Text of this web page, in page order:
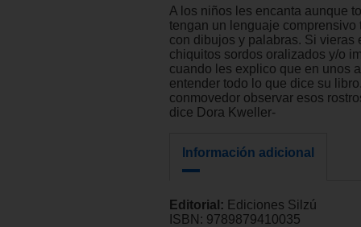
A los niños les encanta aunque
tengan un lenguaje comprensivo
con dibujos y palabras. Si vieras
chiquitos sordos oralizados y/o
cuando les explico que en unos
entender todo lo que dice su
conmovedor observar esos
dice Dora Kweller-
Información adicional
Editorial: Ediciones Silzú
ISBN: 9789879410035